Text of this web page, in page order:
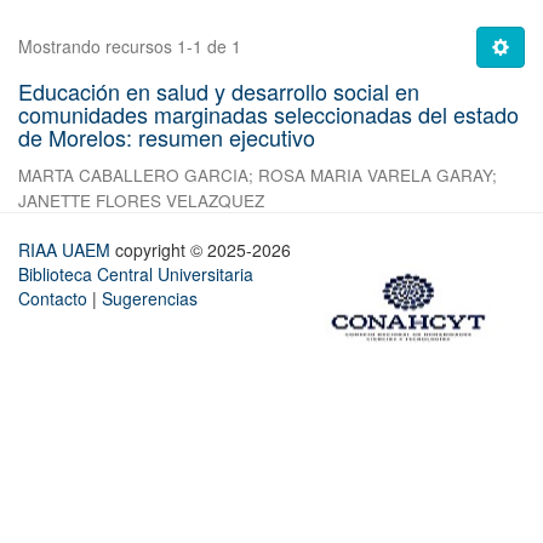
Mostrando recursos 1-1 de 1
Educación en salud y desarrollo social en
comunidades marginadas seleccionadas del estado
de Morelos: resumen ejecutivo
MARTA CABALLERO GARCIA; ROSA MARIA VARELA GARAY;
JANETTE FLORES VELAZQUEZ
RIAA UAEM copyright © 2025-2026
Biblioteca Central Universitaria
Contacto | Sugerencias